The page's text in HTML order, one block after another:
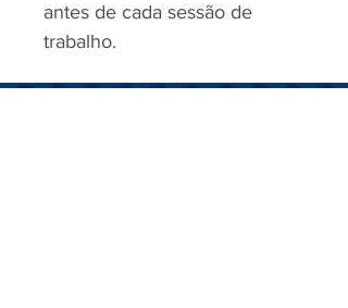
antes de cada sessão de
trabalho.